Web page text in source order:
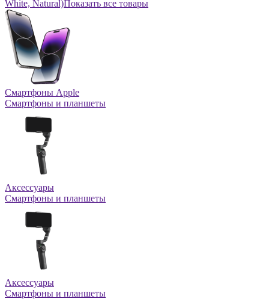
White, Natural)Показать все товары
Смартфоны Apple
Смартфоны и планшеты
Аксессуары
Смартфоны и планшеты
Аксессуары
Смартфоны и планшеты